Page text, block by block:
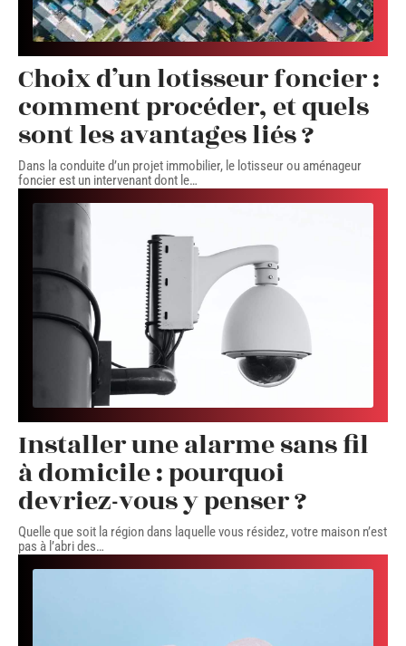
Choix d’un lotisseur foncier :
comment procéder, et quels
sont les avantages liés ?
Dans la conduite d’un projet immobilier, le lotisseur ou aménageur
foncier est un intervenant dont le…
Installer une alarme sans fil
à domicile : pourquoi
devriez-vous y penser ?
Quelle que soit la région dans laquelle vous résidez, votre maison n’est
pas à l’abri des…